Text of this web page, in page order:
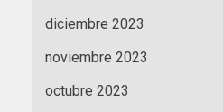
diciembre 2023
noviembre 2023
octubre 2023